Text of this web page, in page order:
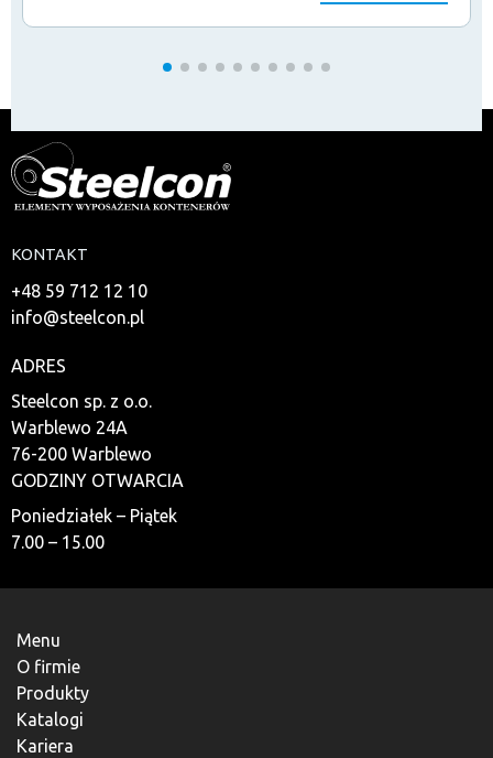
KONTAKT
+48 59 712 12 10
info@steelcon.pl
ADRES
Steelcon sp. z o.o.
Warblewo 24A
76-200 Warblewo
GODZINY OTWARCIA
Poniedziałek – Piątek
7.00 – 15.00
Menu
O firmie
Produkty
Katalogi
Kariera